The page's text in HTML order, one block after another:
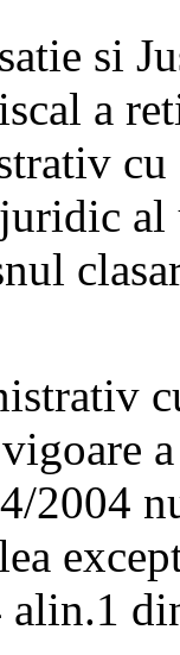
si
a
2004
alin.1